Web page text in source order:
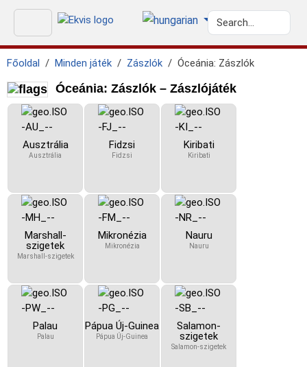
Főoldal Minden játék Zászlók Óceánia: Zászlók
Óceánia: Zászlók – Zászlójáték
Ausztrália
Ausztrália
Fidzsi
Fidzsi
Kiribati
Kiribati
Marshall-
szigetek
Marshall-szigetek
Mikronézia
Mikronézia
Nauru
Nauru
Palau
Palau
Pápua Új-Guinea
Pápua Új-Guinea
Salamon-
szigetek
Salamon-szigetek